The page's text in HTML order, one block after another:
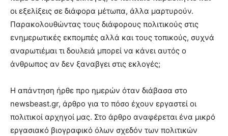
οι εξελίξεις σε διάφορα μέτωπα, άλλα μαρτυρούν.
Παρακολουθώντας τους διάφορους πολιτικούς στις
ενημερωτικές εκπομπές αλλά και τους τοπικούς, συχνά
αναρωτιέμαι τι δουλειά μπορεί να κάνει αυτός ο
άνθρωπος αν δεν ξαναβγει στις εκλογές;
Η απάντηση ήρθε προ ημερών όταν διάβασα στο
newsbeast.gr, άρθρο για το πόσο έχουν εργαστεί οι
πολιτικοί αρχηγοί μας. Στο άρθρο αναφέρεται ένα μικρό
εργασιακό βιογραφικό όλων σχεδόν των πολιτικών